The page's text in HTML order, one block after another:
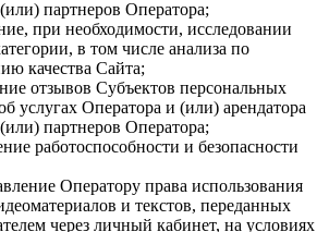
партнеров Оператора;
при необходимости, исследовании
в том числе анализа по
качества Сайта;
отзывов Субъектов персональных
услугах Оператора и (или) арендатора
партнеров Оператора;
работоспособности и безопасности
Оператору права использования
и текстов, переданных
через личный кабинет, на условиях